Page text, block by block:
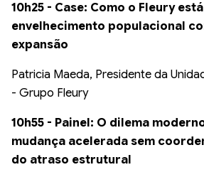
10h25 - Case: Como o Fleury
envelhecimento populacional
expansão
Patricia Maeda, Presidente da
- Grupo Fleury
10h55 - Painel: O dilema
mudança acelerada sem
do atraso estrutural